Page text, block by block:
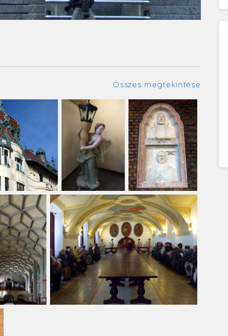
Összes megtekintése